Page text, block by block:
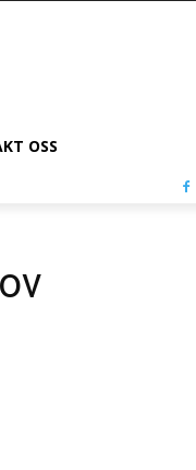
OSS